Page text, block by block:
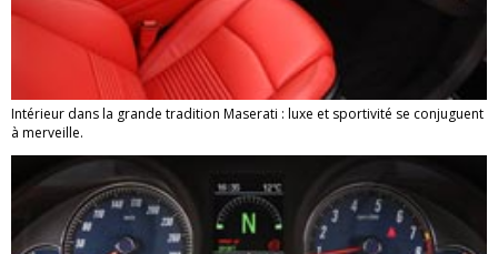
Intérieur dans la grande tradition Maserati : luxe et sportivité se conjuguent
à merveille.